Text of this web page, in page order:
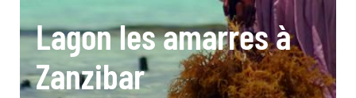
Lagon les amarres à
Zanzibar